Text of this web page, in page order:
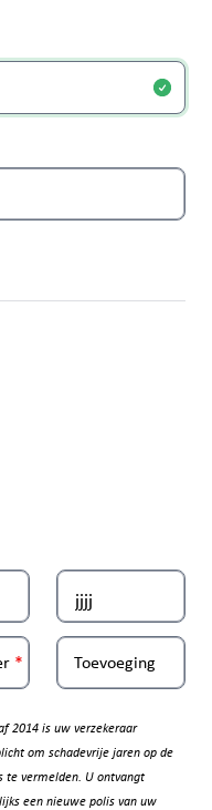
Toevoeging
2014 is uw verzekeraar
om schadevrije jaren op de
te vermelden. U ontvangt
een nieuwe polis van uw